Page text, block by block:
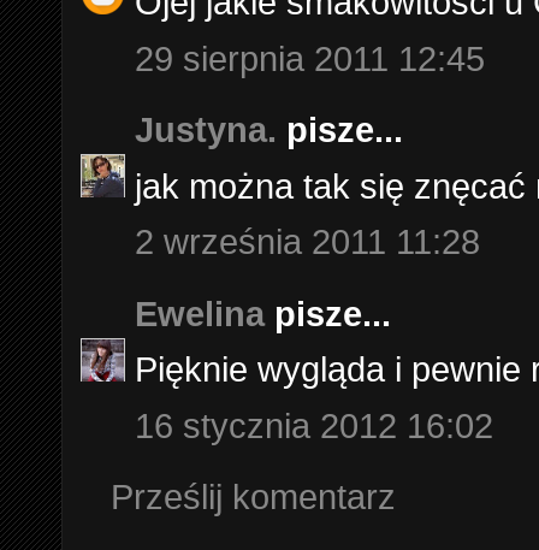
29 sierpnia 2011 12:45
Justyna. pisze...
jak można tak się
2 września 2011 11:28
Ewelinapisze...
Pięknie wygląda i
16 stycznia 2012 16:02
Prześlij komentarz